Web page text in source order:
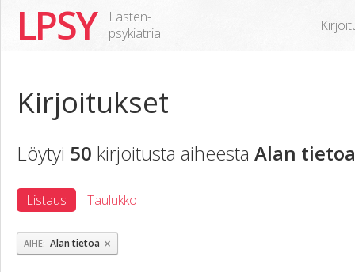
LPSY
Lasten-
psykiatria
Kirjoitukset
Löytyi 50 kirjoitusta aiheesta Alan tietoa
Listaus Taulukko
AIHE Alan tietoa ×